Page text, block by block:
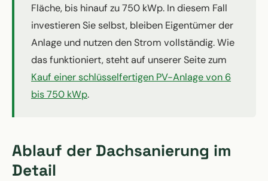
Fläche, bis hinauf zu 750 kWp. In diesem Fall
investieren Sie selbst, bleiben Eigentümer der
Anlage und nutzen den Strom vollständig. Wie
das funktioniert, steht auf unserer Seite zum
Kauf einer schlüsselfertigen PV-Anlage von 6
bis 750 kWp.
Ablauf der Dachsanierung im
Detail